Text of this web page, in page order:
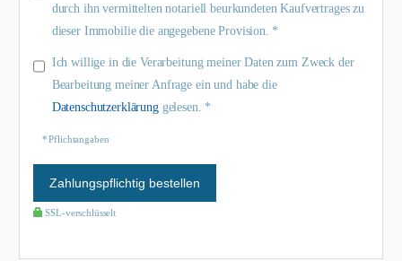
durch ihn vermittelten notariell beurkundeten Kaufvertrages zu
dieser Immobilie die angegebene Provision. *
Ich willige in die Verarbeitung meiner Daten zum Zweck der
Bearbeitung meiner Anfrage ein und habe die
Datenschutzerklärunggelesen. *
* Pflichtangaben
Zahlungspflichtig bestellen
SSL-verschlüsselt